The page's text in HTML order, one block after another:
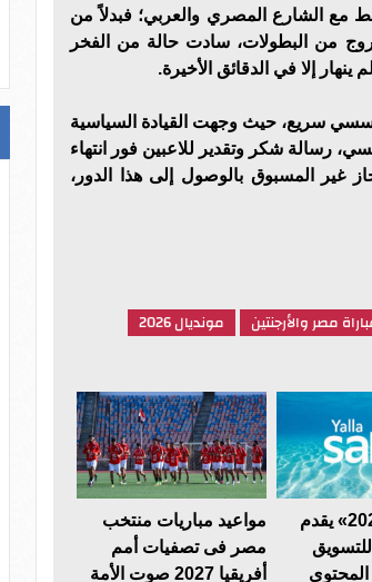
مع الشارع المصري والعربي؛ فبدلاً من
من البطولات، سادت حالة من الفخر
ينهار إلا في الدقائق الأخيرة.
سريع، حيث وجهت القيادة السياسية
رسالة شكر وتقدير للاعبين فور انتهاء
غير المسبوق بالوصول إلى هذا الدور،
مصر والأرجنتين مونديال 2026
«يلا ساحل 2026» يقدم
مواعيد مباريات منتخب
مصر فى تصفيات أمم
أفريقيا 2027 صوت الأمة